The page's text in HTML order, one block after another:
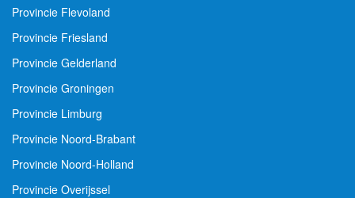
Provincie Flevoland
Provincie Friesland
Provincie Gelderland
Provincie Groningen
Provincie Limburg
Provincie Noord-Brabant
Provincie Noord-Holland
Provincie Overijssel